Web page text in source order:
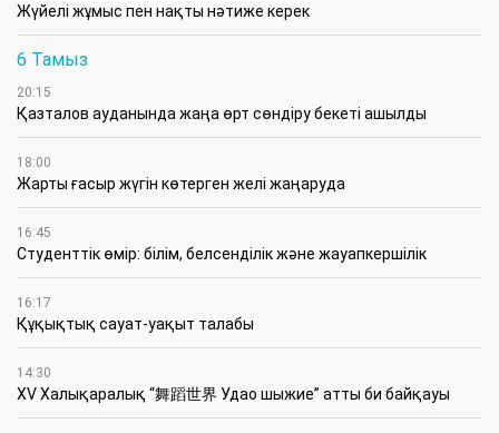
Жүйелі жұмыс пен нақты нәтиже керек
6 Тамыз
20:15
Қазталов ауданында жаңа өрт сөндіру бекеті ашылды
18:00
Жарты ғасыр жүгін көтерген желі жаңаруда
16:45
Студенттік өмір: білім, белсенділік және жауапкершілік
16:17
Құқықтық сауат-уақыт талабы
14:30
XV Халықаралық “舞蹈世界 Удао шыжие” атты би байқауы